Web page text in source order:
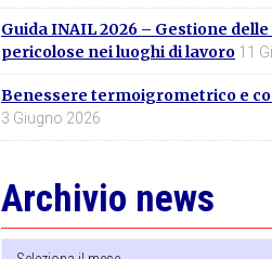
Guida INAIL 2026 – Gestione
pericolose nei luoghi di lavoro 11
Benessere termoigrometrico e
3 Giugno 2026
Archivio news
Archivio